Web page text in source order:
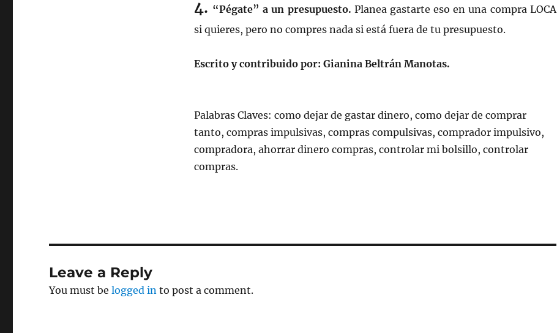
4. “Pégate” a un presupuesto. Planea gastarte eso en una compra LOCA
si quieres, pero no compres nada si está fuera de tu presupuesto.
Escrito y contribuido por: Gianina Beltrán Manotas.
Palabras Claves: como dejar de gastar dinero, como dejar de comprar
tanto, compras impulsivas, compras compulsivas, comprador impulsivo,
compradora, ahorrar dinero compras, controlar mi bolsillo, controlar
compras.
Leave a Reply
You must belogged in to post a comment.